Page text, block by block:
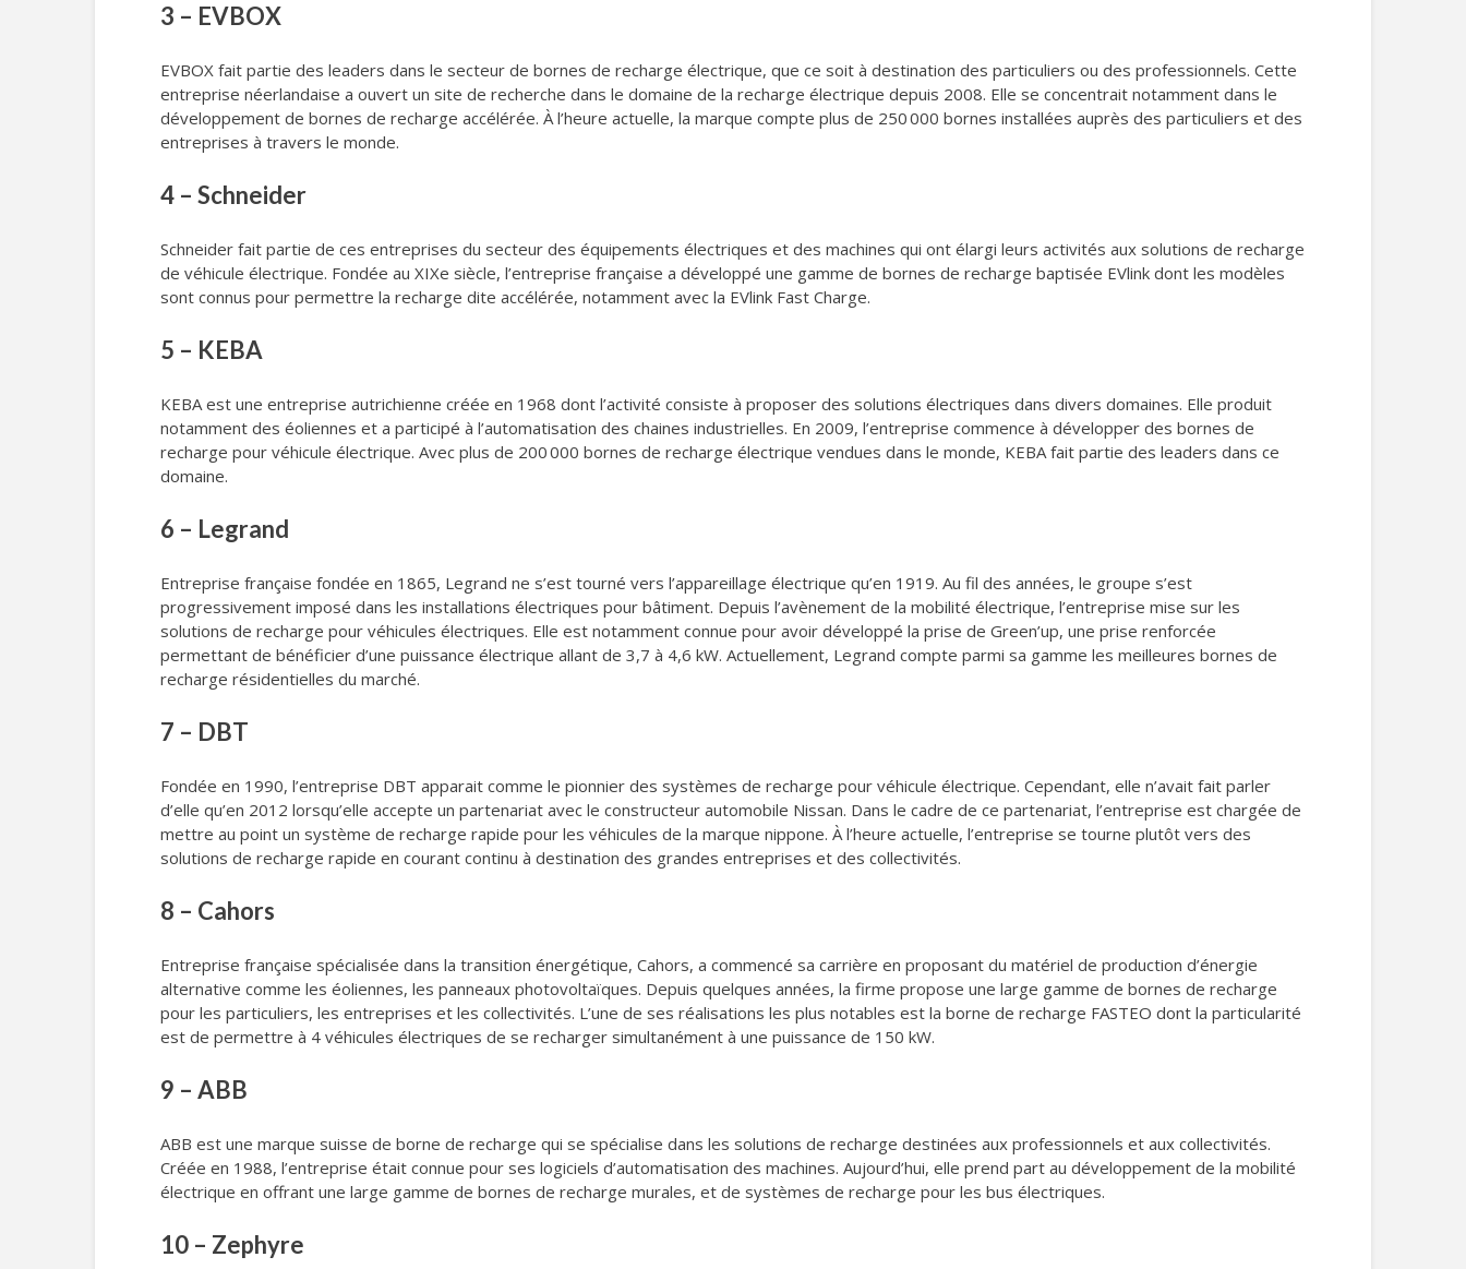
3 – EVBOX
EVBOX fait partie des leaders dans le secteur de bornes de recharge électrique, que ce soit à destination des particuliers ou des professionnels. Cette
entreprise néerlandaise a ouvert un site de recherche dans le domaine de la recharge électrique depuis 2008. Elle se concentrait notamment dans le
développement de bornes de recharge accélérée. À l’heure actuelle, la marque compte plus de 250 000 bornes installées auprès des particuliers et des
entreprises à travers le monde.
4 – Schneider
Schneider fait partie de ces entreprises du secteur des équipements électriques et des machines qui ont élargi leurs activités aux solutions de recharge
de véhicule électrique. Fondée au XIXe siècle, l’entreprise française a développé une gamme de bornes de recharge baptisée EVlink dont les modèles
sont connus pour permettre la recharge dite accélérée, notamment avec la EVlink Fast Charge.
5 – KEBA
KEBA est une entreprise autrichienne créée en 1968 dont l’activité consiste à proposer des solutions électriques dans divers domaines. Elle produit
notamment des éoliennes et a participé à l’automatisation des chaines industrielles. En 2009, l’entreprise commence à développer des bornes de
recharge pour véhicule électrique. Avec plus de 200 000 bornes de recharge électrique vendues dans le monde, KEBA fait partie des leaders dans ce
domaine.
6 – Legrand
Entreprise française fondée en 1865, Legrand ne s’est tourné vers l’appareillage électrique qu’en 1919. Au fil des années, le groupe s’est
progressivement imposé dans les installations électriques pour bâtiment. Depuis l’avènement de la mobilité électrique, l’entreprise mise sur les
solutions de recharge pour véhicules électriques. Elle est notamment connue pour avoir développé la prise de Green’up, une prise renforcée
permettant de bénéficier d’une puissance électrique allant de 3,7 à 4,6 kW. Actuellement, Legrand compte parmi sa gamme les meilleures bornes de
recharge résidentielles du marché.
7 – DBT
Fondée en 1990, l’entreprise DBT apparait comme le pionnier des systèmes de recharge pour véhicule électrique. Cependant, elle n’avait fait parler
d’elle qu’en 2012 lorsqu’elle accepte un partenariat avec le constructeur automobile Nissan. Dans le cadre de ce partenariat, l’entreprise est chargée de
mettre au point un système de recharge rapide pour les véhicules de la marque nippone. À l’heure actuelle, l’entreprise se tourne plutôt vers des
solutions de recharge rapide en courant continu à destination des grandes entreprises et des collectivités.
8 – Cahors
Entreprise française spécialisée dans la transition énergétique, Cahors, a commencé sa carrière en proposant du matériel de production d’énergie
alternative comme les éoliennes, les panneaux photovoltaïques. Depuis quelques années, la firme propose une large gamme de bornes de recharge
pour les particuliers, les entreprises et les collectivités. L’une de ses réalisations les plus notables est la borne de recharge FASTEO dont la particularité
est de permettre à 4 véhicules électriques de se recharger simultanément à une puissance de 150 kW.
9 – ABB
ABB est une marque suisse de borne de recharge qui se spécialise dans les solutions de recharge destinées aux professionnels et aux collectivités.
Créée en 1988, l’entreprise était connue pour ses logiciels d’automatisation des machines. Aujourd’hui, elle prend part au développement de la mobilité
électrique en offrant une large gamme de bornes de recharge murales, et de systèmes de recharge pour les bus électriques.
10 – Zephyre